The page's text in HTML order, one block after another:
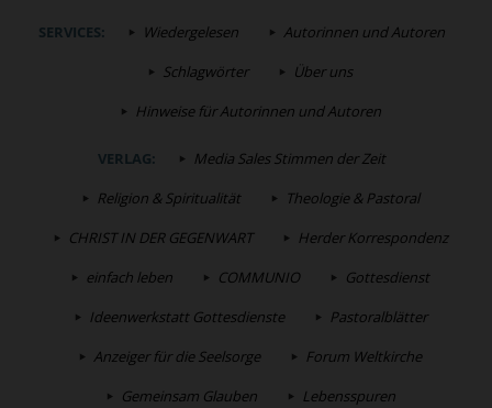
SERVICES: Wiedergelesen
Autorinnen und Autoren
Schlagwörter
Über uns
Hinweise für Autorinnen und Autoren
VERLAG:
Media Sales Stimmen der Zeit
Religion & Spiritualität
Theologie & Pastoral
CHRIST IN DER GEGENWART
Herder Korrespondenz
einfach leben
COMMUNIO
Gottesdienst
Ideenwerkstatt Gottesdienste
Pastoralblätter
Anzeiger für die Seelsorge
Forum Weltkirche
Gemeinsam Glauben
Lebensspuren